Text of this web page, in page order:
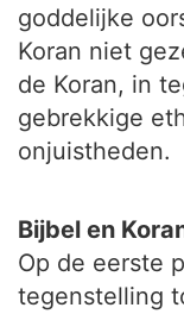
goddelijke
Koran niet
de Koran, in
gebrekkige
onjuistheden.
Bijbel en
Op de eerste
tegenstelling